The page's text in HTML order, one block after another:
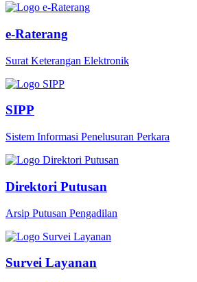
e-Raterang
Surat Keterangan Elektronik
SIPP
Sistem Informasi Penelusuran Perkara
Direktori Putusan
Arsip Putusan Pengadilan
Survei Layanan